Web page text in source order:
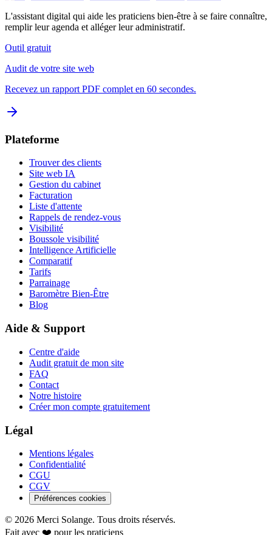
L'assistant digital qui aide les praticiens bien-être à se faire connaître,
remplir leur agenda et alléger leur administratif.
Outil gratuit
Audit de votre site web
Recevez un rapport PDF complet en 60 secondes.
Plateforme
Trouver des clients
Site web IA
Gestion du cabinet
Facturation
Liste d'attente
Rappels de rendez-vous
Visibilité
Boussole visibilité
Intelligence Artificielle
Comparatif
Tarifs
Parrainage
Baromètre Bien-Être
Blog
Aide & Support
Centre d'aide
Audit gratuit de mon site
FAQ
Contact
Notre histoire
Créer mon compte gratuitement
Légal
Mentions légales
Confidentialité
CGU
CGV
Préférences cookies
© 2026 Merci Solange. Tous droits réservés.
Fait avec ❤️ pour les praticiens